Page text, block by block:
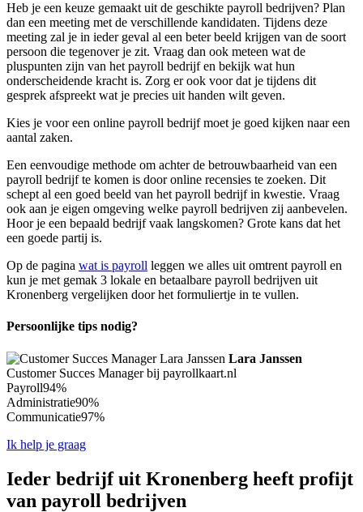
Heb je een keuze gemaakt uit de geschikte payroll bedrijven? Plan
dan een meeting met de verschillende kandidaten. Tijdens deze
meeting zal je in ieder geval al een beter beeld krijgen van de soort
persoon die tegenover je zit. Vraag dan ook meteen wat de
pluspunten zijn van het payroll bedrijf en bekijk wat hun
onderscheidende kracht is. Zorg er ook voor dat je tijdens dit
gesprek afspreekt wat je precies uit handen wilt geven.
Kies je voor een online payroll bedrijf moet je goed kijken naar een
aantal zaken.
Een eenvoudige methode om achter de betrouwbaarheid van een
payroll bedrijf te komen is door online recensies te zoeken. Dit
schept al een goed beeld van het payroll bedrijf in kwestie. Vraag
ook aan je eigen omgeving welke payroll bedrijven zij aanbevelen.
Hoor je een bepaald bedrijf vaak langskomen? Grote kans dat het
een goede partij is.
Op de pagina wat is payroll leggen we alles uit omtrent payroll en
kun je met gemak 3 lokale en betaalbare payroll bedrijven uit
Kronenberg vergelijken door het formuliertje in te vullen.
Persoonlijke tips nodig?
Lara Janssen
Customer Succes Manager bij payrollkaart.nl
Payroll94%
Administratie90%
Communicatie97%
Ik help je graag
Ieder bedrijf uit Kronenberg heeft profijt
van payroll bedrijven